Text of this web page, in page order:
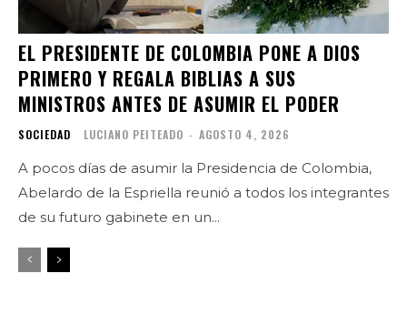
EL PRESIDENTE DE COLOMBIA PONE A DIOS
PRIMERO Y REGALA BIBLIAS A SUS
MINISTROS ANTES DE ASUMIR EL PODER
SOCIEDAD LUCIANO PEITEADO - AGOSTO 4, 2026
A pocos días de asumir la Presidencia de Colombia,
Abelardo de la Espriella reunió a todos los integrantes
de su futuro gabinete en un...